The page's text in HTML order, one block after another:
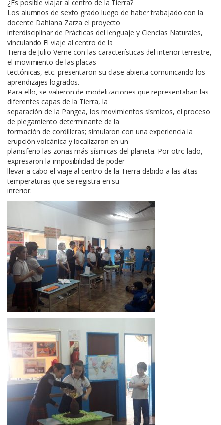
¿Es posible viajar al centro de la Tierra?
Los alumnos de sexto grado luego de haber trabajado con la
docente Dahiana Zarza el proyecto
interdisciplinar de Prácticas del lenguaje y Ciencias Naturales,
vinculando El viaje al centro de la
Tierra de Julio Verne con las características del interior terrestre,
el movimiento de las placas
tectónicas, etc. presentaron su clase abierta comunicando los
aprendizajes logrados.
Para ello, se valieron de modelizaciones que representaban las
diferentes capas de la Tierra, la
separación de la Pangea, los movimientos sísmicos, el proceso
de plegamiento determinante de la
formación de cordilleras; simularon con una experiencia la
erupción volcánica y localizaron en un
planisferio las zonas más sísmicas del planeta. Por otro lado,
expresaron la imposibilidad de poder
llevar a cabo el viaje al centro de la Tierra debido a las altas
temperaturas que se registra en su
interior.